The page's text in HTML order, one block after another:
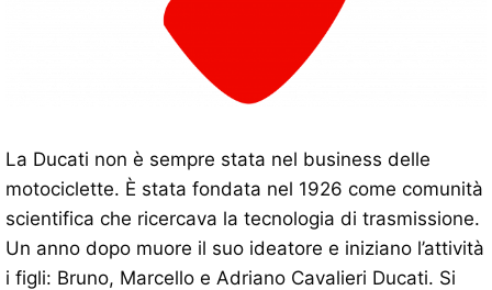
La Ducati non è sempre stata nel business delle
motociclette. È stata fondata nel 1926 come comunità
scientifica che ricercava la tecnologia di trasmissione.
Un anno dopo muore il suo ideatore e iniziano l’attività
i figli: Bruno, Marcello e Adriano Cavalieri Ducati. Si